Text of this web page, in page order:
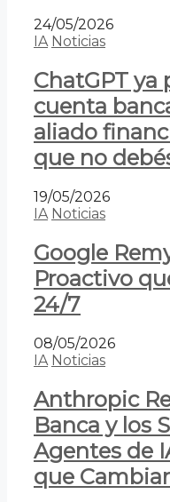
24/05/2026
IA Noticias
ChatGPT ya
cuenta
aliado
que no
19/05/2026
IA Noticias
Google
Proactivo
24/7
08/05/2026
IA Noticias
Anthropic
Banca y los
Agentes de
que